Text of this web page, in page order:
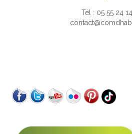
Tél : 05 55 24